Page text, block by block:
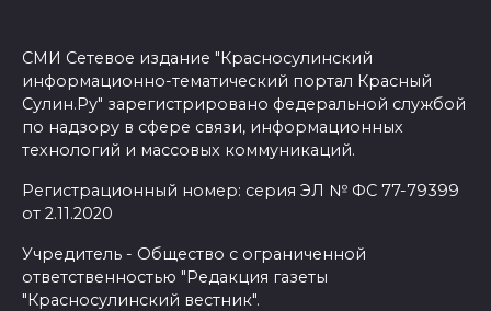
СМИ Сетевое издание "Красносулинский
информационно-тематический портал Красный
Сулин.Ру" зарегистрировано федеральной службой
по надзору в сфере связи, информационных
технологий и массовых коммуникаций.
Регистрационный номер: серия ЭЛ № ФС 77-79399
от 2.11.2020
Учредитель - Общество с ограниченной
ответственностью "Редакция газеты
"Красносулинский вестник".